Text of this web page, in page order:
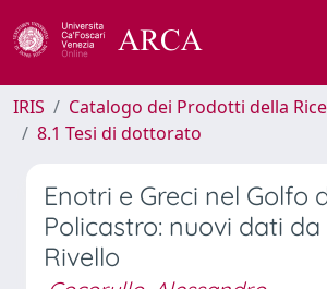
IRIS Catalogo dei Prodotti della
8.1 Tesi di dottorato
Enotri e Greci nel Golfo
Policastro: nuovi dati da
Rivello